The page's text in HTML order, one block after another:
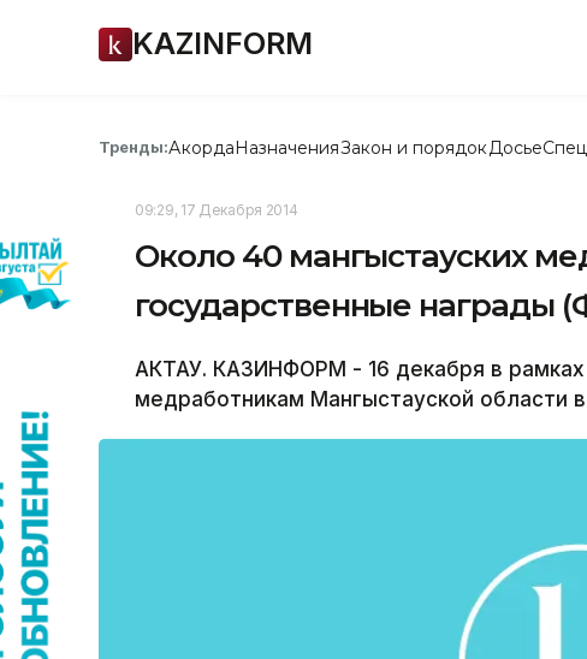
KAZINFORM
Тренды:АкордаНазначенияЗакон и порядок Досье
09:29, 17 Декабря 2014
Около 40 мангыстауских
государственные награды
АКТАУ. КАЗИНФОРМ - 16 декабря в
медработникам Мангыстауской области